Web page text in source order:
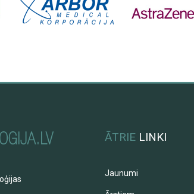
ĀTRIE LINKI
Jaunumi